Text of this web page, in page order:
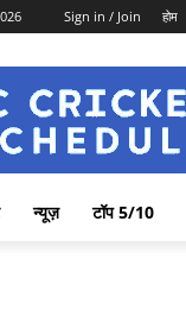
Sign in / Join होम
न्यूज़ टॉप 5/10